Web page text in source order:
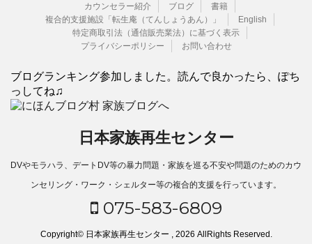
カウンセラー紹介
ブログ
書籍
複合的支援施設「転生庵（てんしょうあん）」
English
特定商取引法（通信販売業法）に基づく表示
プライバシーポリシー
お問い合わせ
ブログランキング参加しました。読んで良かったら、ぽち
っしてね♫
日本家族再生センター
DVやモラハラ、デートDV等の暴力問題・家族を巡る不安や問題のためのカウ
ンセリング・ワーク・シェルター等の複合的支援を行っています。
075-583-6809
Copyright© 日本家族再生センター , 2026 AllRights Reserved.